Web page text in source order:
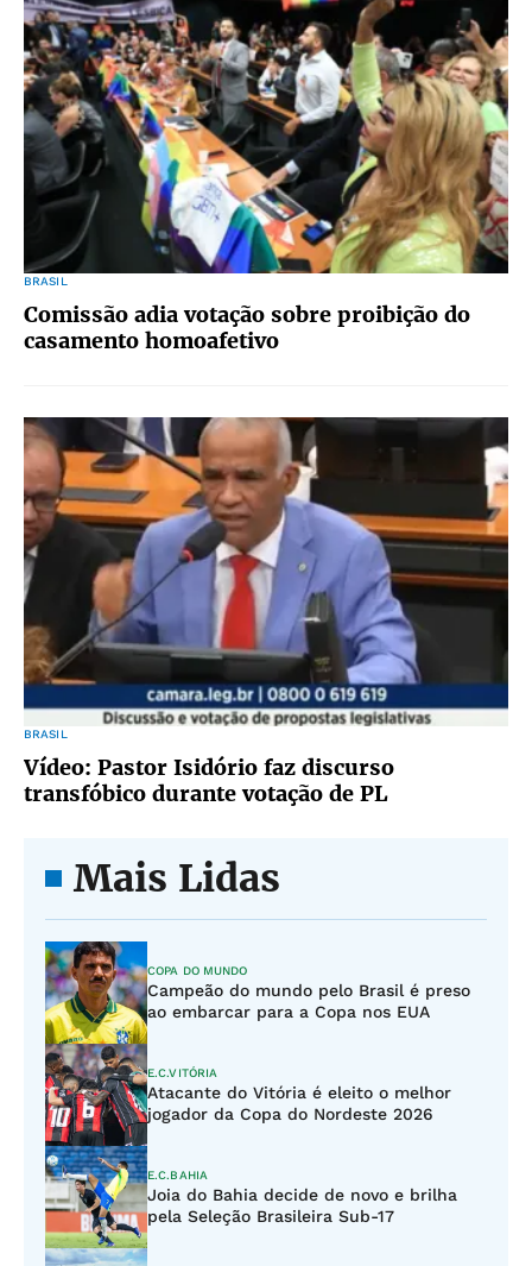
BRASIL
Comissão adia votação sobre proibição do
casamento homoafetivo
BRASIL
Vídeo: Pastor Isidório faz discurso
transfóbico durante votação de PL
Mais Lidas
COPA DO MUNDO
Campeão do mundo pelo Brasil é preso
ao embarcar para a Copa nos EUA
E.C.VITÓRIA
Atacante do Vitória é eleito o melhor
jogador da Copa do Nordeste 2026
E.C.BAHIA
Joia do Bahia decide de novo e brilha
pela Seleção Brasileira Sub-17